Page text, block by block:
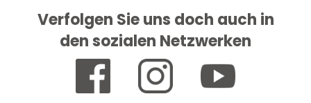
Verfolgen Sie uns doch auch in
den sozialen Netzwerken